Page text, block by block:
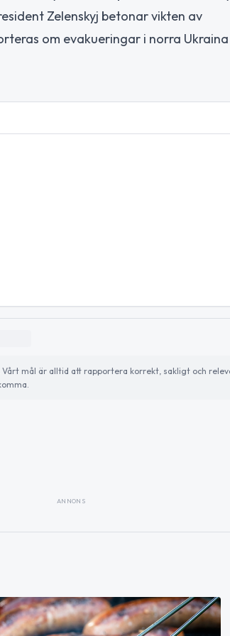
Zelenskyj betonar vikten av
om evakueringar i norra
mål är alltid att rapportera korrekt, sakligt och
ANNONS